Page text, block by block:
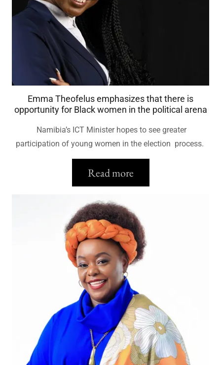
Emma Theofelus emphasizes that there is
opportunity for Black women in the political arena
Namibia’s ICT Minister hopes to see greater
participation of young women in the election process.
Read more